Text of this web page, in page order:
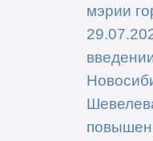
мэрии